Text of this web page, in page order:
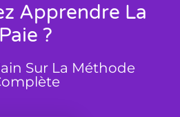
Apprendre La
Paie ?
Sur La Méthode